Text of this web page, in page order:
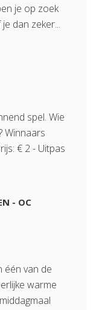
je op zoek
dan zeker...
spel. Wie
Winnaars
€ 2 - Uitpas
- OC
één van de
warme